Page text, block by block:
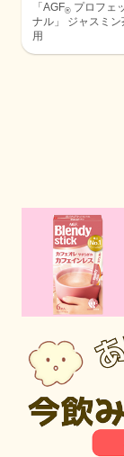
「AGF® プロフェ
ナル」 ジャスミ
用